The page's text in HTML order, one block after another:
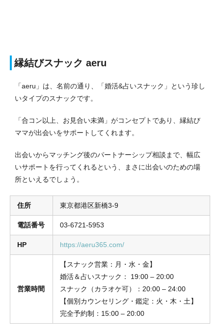
縁結びスナック aeru
「aeru」は、名前の通り、「婚活&占いスナック」という珍し
いタイプのスナックです。
「合コン以上、お見合い未満」がコンセプトであり、縁結び
ママが出会いをサポートしてくれます。
出会いからマッチング後のパートナーシップ相談まで、幅広
いサポートを行ってくれるという、まさに出会いのための場
所といえるでしょう。
住所 東京都港区新橋3-9
電話番号 03-6721-5953
HP https://aeru365.com/
営業時間
【スナック営業：月・水・金】
婚活＆占いスナック： 19:00 – 20:00
スナック（カラオケ可）：20:00 – 24:00
【個別カウンセリング・鑑定：火・木・土】
完全予約制：15:00 – 20:00